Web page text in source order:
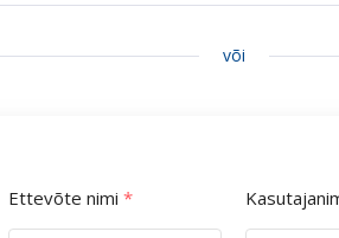
või
Ettevõte nimi *